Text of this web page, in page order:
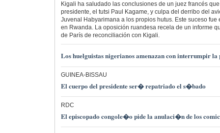
Kigali ha saludado las conclusiones de un juez francés
presidente, el tutsi Paul Kagame, y culpa del derribo del
Juvenal Habyarimana a los propios hutus. Este suceso
en Rwanda. La oposición ruandesa recela de un informe
de París de reconciliación con Kigali.
Los huelguistas nigerianos amenazan con interrumpir
GUINEA-BISSAU
El cuerpo del presidente ser� repatriado el s�bado
RDC
El episcopado congole�o pide la anulaci�n de los